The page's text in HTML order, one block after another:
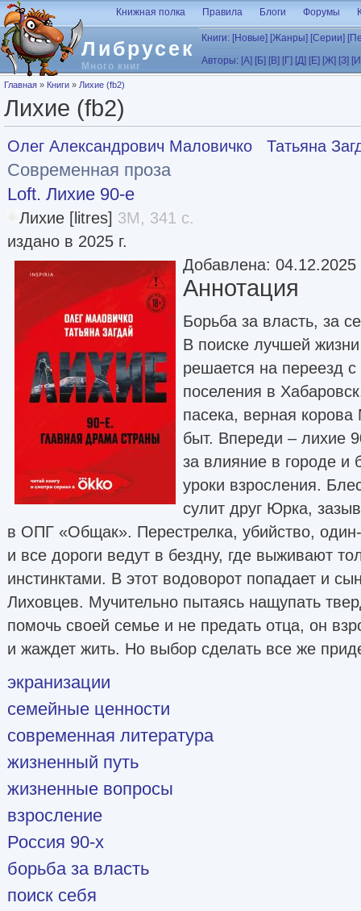
Перейти к основному содержанию
Либрусек
Много книг
Книжная полка Правила Блоги Форумы
Книги: [Новые] [Жанры] [Серии]
Авторы: [А] [Б] [В] [Г] [Д] [Е] [Ж] [З]
Вы здесь
Главная » Книги » Лихие (fb2)
Лихие (fb2)
Олег Александрович Маловичко Татьяна
Современная проза
Loft. Лихие 90-е
Лихие [litres] 3M, 341 с.
издано в 2025 г.
Добавлена: 04.12.2025
Аннотация
Борьба за власть, за
В поиске лучшей
решается на переезд
поселения в
пасека, верная
быт. Впереди – лихие
за влияние в городе и
уроки взросления.
сулит друг Юрка,
в ОПГ «Общак». Перестрелка, убийство,
и все дороги ведут в бездну, где выживают
инстинктами. В этот водоворот попадает и
Лиховцев. Мучительно пытаясь нащупать
помочь своей семье и не предать отца, он
и жаждет жить. Но выбор сделать все же
экранизации
семейные ценности
современная литература
жизненный путь
жизненные вопросы
взросление
Россия 90-х
борьба за власть
поиск себя